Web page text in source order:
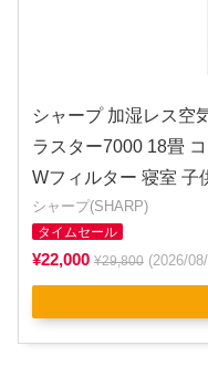
シャープ 加湿レス空
ラスター7000 18畳
Wフィルター 寝室 子
シャープ(SHARP)
タイムセール
¥22,000 ¥29,800 (2026/